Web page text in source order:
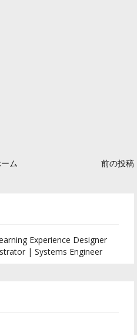
ム 前の投稿
Experience Designer
| Systems Engineer